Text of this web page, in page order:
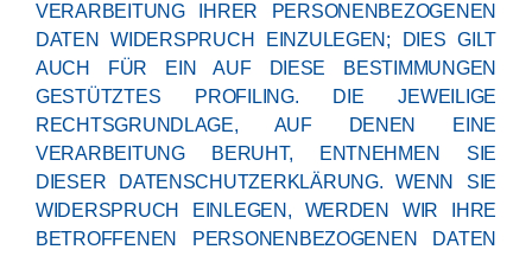
VERARBEITUNG IHRER PERSONENBEZOGENEN
DATEN WIDERSPRUCH EINZULEGEN; DIES GILT
AUCH FÜR EIN AUF DIESE BESTIMMUNGEN
GESTÜTZTES PROFILING. DIE JEWEILIGE
RECHTSGRUNDLAGE, AUF DENEN EINE
VERARBEITUNG BERUHT, ENTNEHMEN SIE
DIESER DATENSCHUTZERKLÄRUNG. WENN SIE
WIDERSPRUCH EINLEGEN, WERDEN WIR IHRE
BETROFFENEN PERSONENBEZOGENEN DATEN